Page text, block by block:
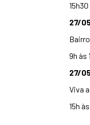
15h30
27/
9h às
27/
Viva
15h